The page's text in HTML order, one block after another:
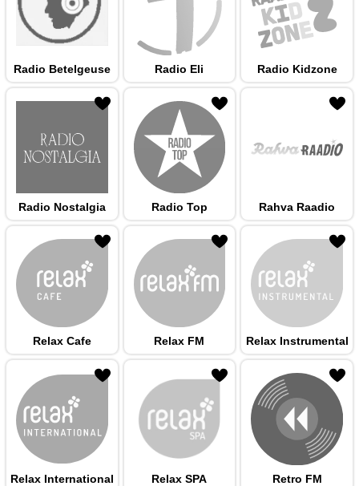
Radio Betelgeuse Radio Eli Radio Kidzone
Radio Nostalgia Radio Top Rahva Raadio
Relax Cafe Relax FM Relax Instrumental
Relax International Relax SPA Retro FM